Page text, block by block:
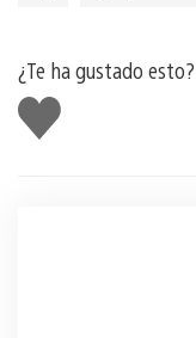
¿Te ha gustado esto?
Me
gusta
esto